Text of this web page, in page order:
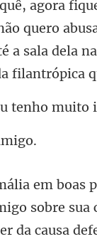
quero
a sala dela
tenho muito i
bre sua
da causa